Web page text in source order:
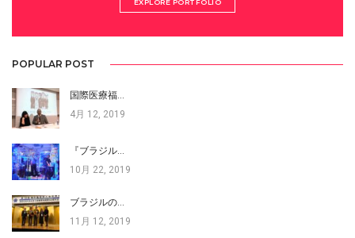
POPULAR POST
国際医療福…
4月 12, 2019
『ブラジル…
10月 22, 2019
ブラジルの…
11月 12, 2019